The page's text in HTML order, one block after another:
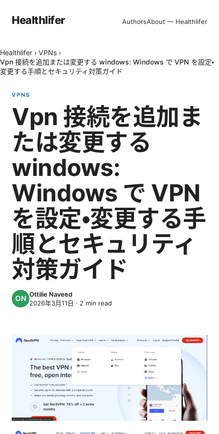
Healthlifer AuthorsAbout — Healthlifer
Healthlifer › VPNs ›
Vpn 接続を追加または変更する windows: Windows で VPN を設定・
変更する手順とセキュリティ対策ガイド
VPNS
Vpn 接続を追加ま
たは変更する
windows:
Windows で VPN
を設定・変更する手
順とセキュリティ
対策ガイド
Ottilie Naveed
2026年3月11日 · 2 min read